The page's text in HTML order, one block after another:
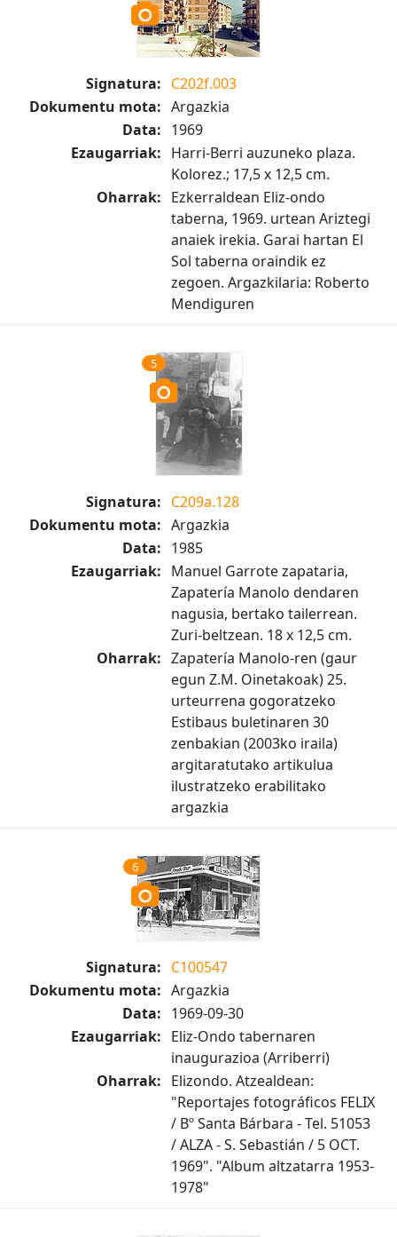
Signatura: C202f.003
Dokumentu mota: Argazkia
Data: 1969
Ezaugarriak: Harri-Berri auzuneko plaza.
Kolorez.; 17,5 x 12,5 cm.
Oharrak: Ezkerraldean Eliz-ondo
taberna, 1969. urtean Ariztegi
anaiek irekia. Garai hartan El
Sol taberna oraindik ez
zegoen. Argazkilaria: Roberto
Mendiguren
5
Signatura: C209a.128
Dokumentu mota: Argazkia
Data: 1985
Ezaugarriak: Manuel Garrote zapataria,
Zapatería Manolo dendaren
nagusia, bertako tailerrean.
Zuri-beltzean. 18 x 12,5 cm.
Oharrak: Zapatería Manolo-ren (gaur
egun Z.M. Oinetakoak) 25.
urteurrena gogoratzeko
Estibaus buletinaren 30
zenbakian (2003ko iraila)
argitaratutako artikulua
ilustratzeko erabilitako
argazkia
6
Signatura: C100547
Dokumentu mota: Argazkia
Data: 1969-09-30
Ezaugarriak: Eliz-Ondo tabernaren
inaugurazioa (Arriberri)
Oharrak: Elizondo. Atzealdean:
"Reportajes fotográficos FELIX
/ Bº Santa Bárbara - Tel. 51053
/ ALZA - S. Sebastián / 5 OCT.
1969". "Album altzatarra 1953-
1978"